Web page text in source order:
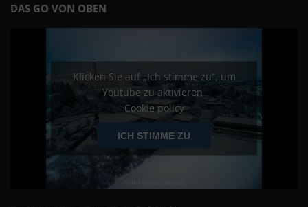
DAS GO VON OBEN
Klicken Sie auf „Ich stimme zu“, um
Youtube zu aktivieren
Cookie policy
ICH STIMME ZU